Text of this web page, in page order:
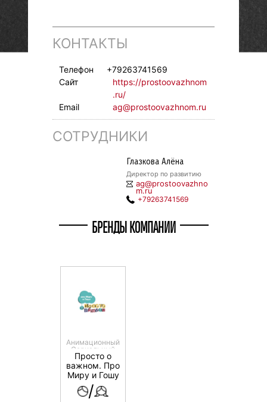
КОНТАКТЫ
Телефон
+79263741569
Сайт
https://prostoovazhnom
.ru/
Email
ag@prostoovazhnom.ru
СОТРУДНИКИ
Глазкова Алёна
Директор по развитию
ag@prostoovazhno
m.ru
+79263741569
БРЕНДЫ КОМПАНИИ
Анимационный
Сериальный
Просто о
важном. Про
Миру и Гошу
/